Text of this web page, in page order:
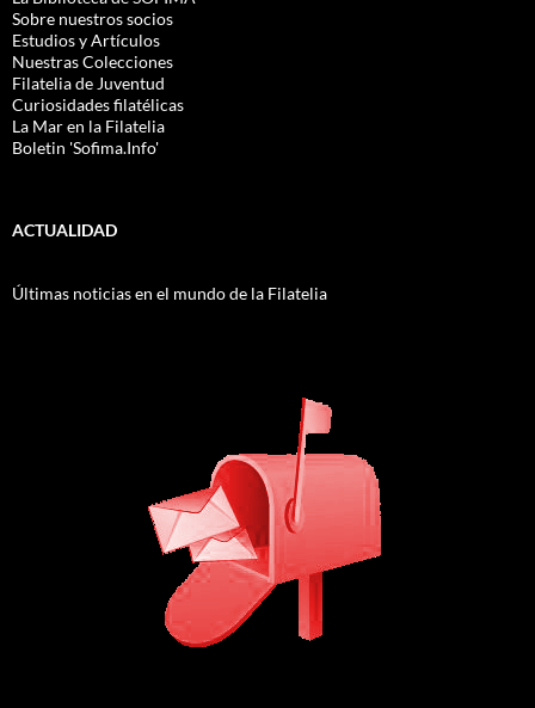
Sobre nuestros socios
Estudios y Artículos
Nuestras Colecciones
Filatelia de Juventud
Curiosidades filatélicas
La Mar en la Filatelia
Boletin 'Sofima.Info'
ACTUALIDAD
Últimas noticias en el mundo de la Filatelia